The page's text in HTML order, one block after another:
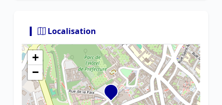
Localisation
+
−